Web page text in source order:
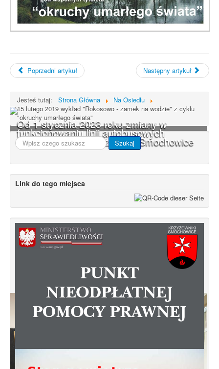
Od 1 stycznia 2023 roku zmiany w
funkcjonowaniu linii autobusowych
kursujących na Krzyżowniki-Smochowice
Poprzedni artykuł Następny artykuł
Jesteś tutaj: Strona Główna
Na Osiedlu
15 lutego 2019 wykład "Rokosowo - zamek na wodzie" z cyklu
"okruchy umarłego świata"
Szukaj... Szukaj
Link do tego miejsca